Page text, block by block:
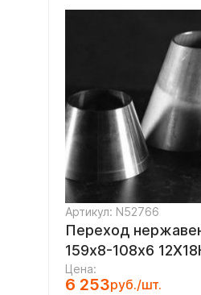
Артикул: N52766
Переход
159х8-108х6
Цена:
6 253руб./шт.